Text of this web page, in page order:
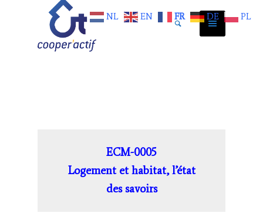
ECM-0005
Logement et habitat, l’état
des savoirs
NL EN FR DE PL